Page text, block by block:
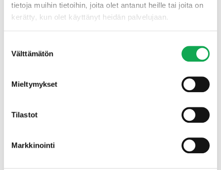
tietoja muihin tietoihin, joita olet antanut heille tai joita on
kerätty, kun olet käyttänyt heidän palvelujaan.
valinta
Välttämätön
Mieltymykset
Tilastot
Markkinointi